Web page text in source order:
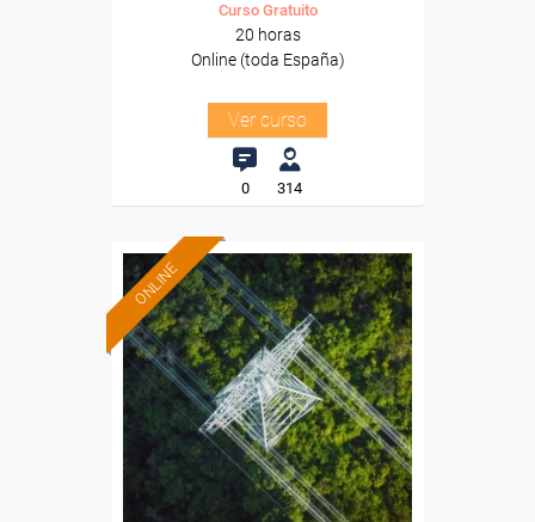
Curso Gratuito
20 horas
Online (toda España)
Ver curso
0 314
ONLINE
Formación 100%
subvencionada.
Para desempleados,
trabajadores y autónomos.
Sector
-Energía y Agua.